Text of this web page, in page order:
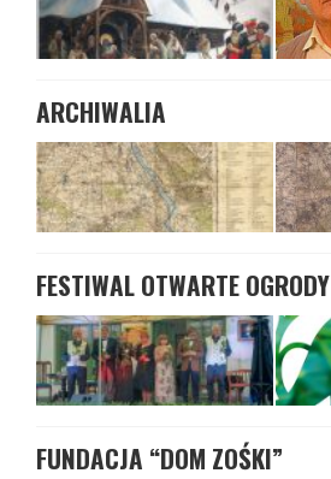
ARCHIWALIA
FESTIWAL OTWARTE OGRODY
FUNDACJA “DOM ZOŚKI”